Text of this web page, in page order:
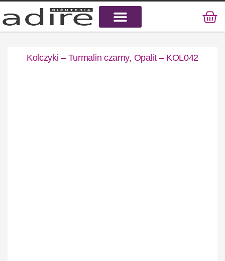
Kolczyki – Turmalin czarny, Opalit – KOL042